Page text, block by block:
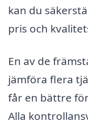
kan du
pris och
En av de
jämföra flera
får en bättre
Alla